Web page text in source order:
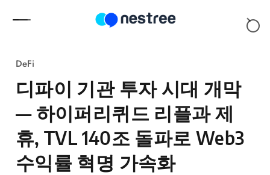
DeFi
디파이 기관 투자 시대 개막
— 하이퍼리퀴드 리플과 제
휴, TVL 140조 돌파로 Web3
수익률 혁명 가속화